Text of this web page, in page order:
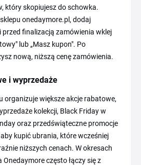
który skopiujesz do schowka.
onedaymore.pl, dodaj
przed finalizacją zamówienia wklej
lub „Masz kupon". Po
nową, niższą cenę zamówienia.
i wyprzedaże
organizuje większe akcje rabatowe,
kolekcji, Black Friday w
oraz przedświąteczne promocje
kupić ubrania, które wcześniej
niższych cenach. W okresach
często łączy się z